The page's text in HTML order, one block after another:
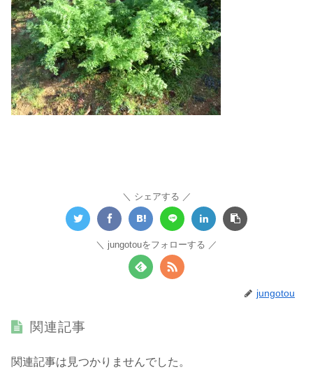
シェアする
jungotouをフォローする
jungotou
関連記事
関連記事は見つかりませんでした。